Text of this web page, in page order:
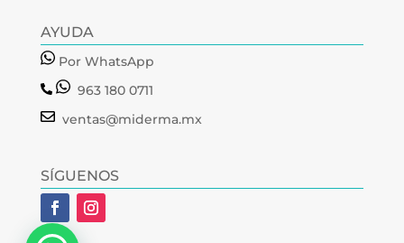
AYUDA
Por WhatsApp
963 180 0711
ventas@miderma.mx
SÍGUENOS